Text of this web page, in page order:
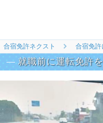
合宿免許ネクスト 合宿免許
就職前に運転免許